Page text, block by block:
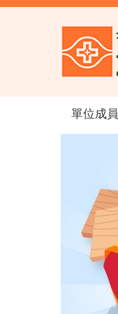
跳
單位成員